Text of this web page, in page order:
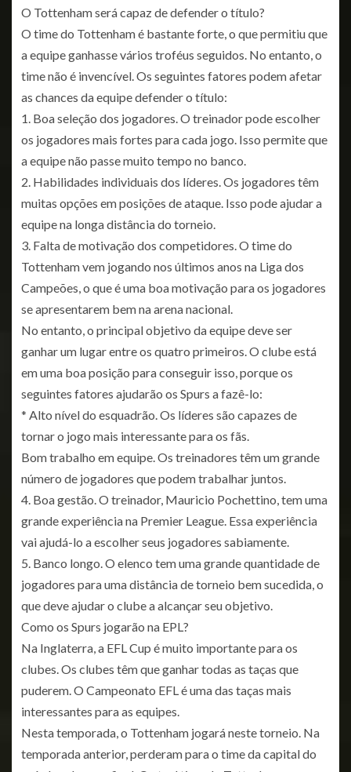
O Tottenham será capaz de defender o título?
O time do Tottenham é bastante forte, o que permitiu que
a equipe ganhasse vários troféus seguidos. No entanto, o
time não é invencível. Os seguintes fatores podem afetar
as chances da equipe defender o título:
1. Boa seleção dos jogadores. O treinador pode escolher
os jogadores mais fortes para cada jogo. Isso permite que
a equipe não passe muito tempo no banco.
2. Habilidades individuais dos líderes. Os jogadores têm
muitas opções em posições de ataque. Isso pode ajudar a
equipe na longa distância do torneio.
3. Falta de motivação dos competidores. O time do
Tottenham vem jogando nos últimos anos na Liga dos
Campeões, o que é uma boa motivação para os jogadores
se apresentarem bem na arena nacional.
No entanto, o principal objetivo da equipe deve ser
ganhar um lugar entre os quatro primeiros. O clube está
em uma boa posição para conseguir isso, porque os
seguintes fatores ajudarão os Spurs a fazê-lo:
* Alto nível do esquadrão. Os líderes são capazes de
tornar o jogo mais interessante para os fãs.
Bom trabalho em equipe. Os treinadores têm um grande
número de jogadores que podem trabalhar juntos.
4. Boa gestão. O treinador, Mauricio Pochettino, tem uma
grande experiência na Premier League. Essa experiência
vai ajudá-lo a escolher seus jogadores sabiamente.
5. Banco longo. O elenco tem uma grande quantidade de
jogadores para uma distância de torneio bem sucedida, o
que deve ajudar o clube a alcançar seu objetivo.
Como os Spurs jogarão na EPL?
Na Inglaterra, a EFL Cup é muito importante para os
clubes. Os clubes têm que ganhar todas as taças que
puderem. O Campeonato EFL é uma das taças mais
interessantes para as equipes.
Nesta temporada, o Tottenham jogará neste torneio. Na
temporada anterior, perderam para o time da capital do